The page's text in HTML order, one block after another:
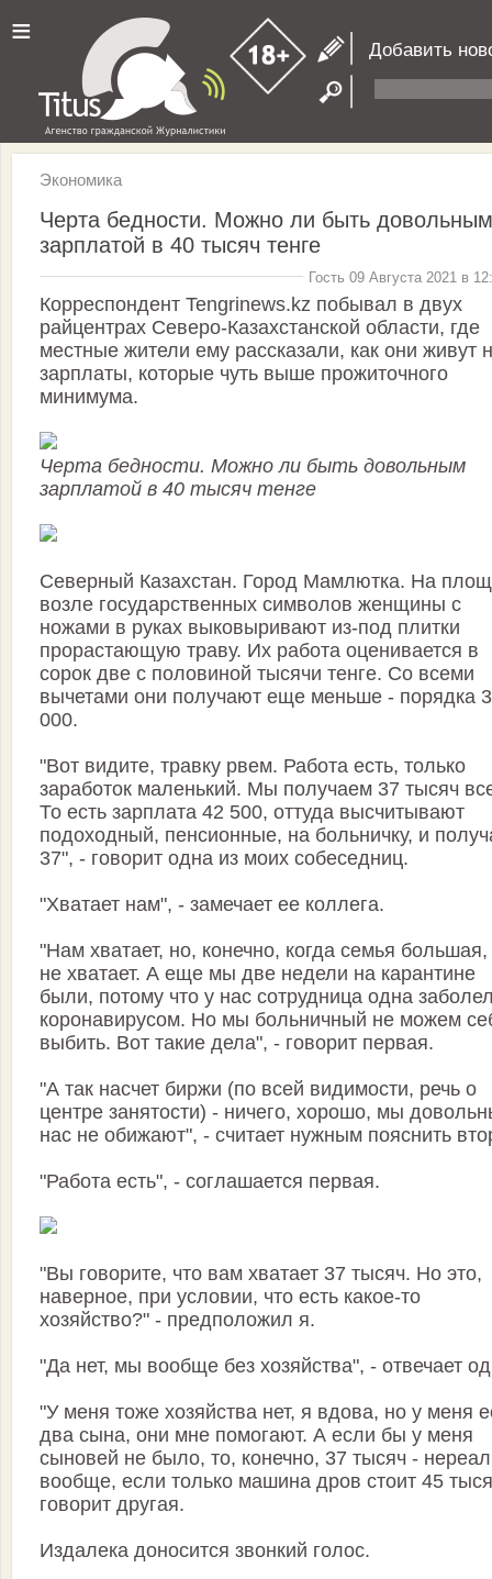
≡ Добавить
Экономика
Черта бедности. Можно ли быть довольным
зарплатой в 40 тысяч тенге
Гость 09 Августа 2021 в
Корреспондент Tengrinews.kz побывал в двух
райцентрах Северо-Казахстанской области, где
местные жители ему рассказали, как они живут
зарплаты, которые чуть выше прожиточного
минимума.
Черта бедности. Можно ли быть довольным
зарплатой в 40 тысяч тенге
Северный Казахстан. Город Мамлютка. На
возле государственных символов женщины с
ножами в руках выковыривают из-под плитки
прорастающую траву. Их работа оценивается в
сорок две с половиной тысячи тенге. Со всеми
вычетами они получают еще меньше - порядка
000.
"Вот видите, травку рвем. Работа есть, только
заработок маленький. Мы получаем 37 тысяч
То есть зарплата 42 500, оттуда высчитывают
подоходный, пенсионные, на больничку, и
37", - говорит одна из моих собеседниц.
"Хватает нам", - замечает ее коллега.
"Нам хватает, но, конечно, когда семья большая,
не хватает. А еще мы две недели на карантине
были, потому что у нас сотрудница одна
коронавирусом. Но мы больничный не можем
выбить. Вот такие дела", - говорит первая.
"А так насчет биржи (по всей видимости, речь о
центре занятости) - ничего, хорошо, мы
нас не обижают", - считает нужным пояснить
"Работа есть", - соглашается первая.
"Вы говорите, что вам хватает 37 тысяч. Но это,
наверное, при условии, что есть какое-то
хозяйство?" - предположил я.
"Да нет, мы вообще без хозяйства", - отвечает
"У меня тоже хозяйства нет, я вдова, но у меня
два сына, они мне помогают. А если бы у меня
сыновей не было, то, конечно, 37 тысяч -
вообще, если только машина дров стоит 45
говорит другая.
Издалека доносится звонкий голос.